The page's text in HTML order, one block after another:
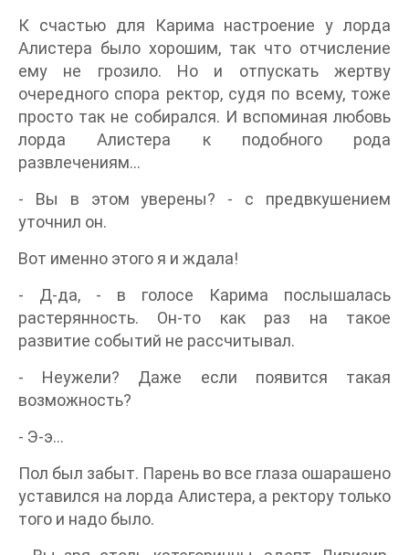
К счастью для Карима настроение у лорда
Алистера было хорошим, так что отчисление
ему не грозило. Но и отпускать жертву
очередного спора ректор, судя по всему, тоже
просто так не собирался. И вспоминая любовь
лорда Алистера к подобного рода
развлечениям…
- Вы в этом уверены? - с предвкушением
уточнил он.
Вот именно этого я и ждала!
- Д-да, - в голосе Карима послышалась
растерянность. Он-то как раз на такое
развитие событий не рассчитывал.
- Неужели? Даже если появится такая
возможность?
- Э-э…
Пол был забыт. Парень во все глаза ошарашено
уставился на лорда Алистера, а ректору только
того и надо было.